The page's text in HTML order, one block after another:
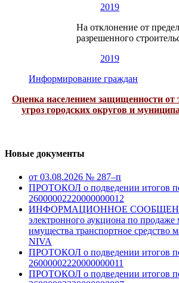
2019
На отклонение от
разрешенного
2019
Информирование граждан
Оценка населением защищенности от
угроз городских округов и
Новые документы
от 03.08.2026 № 287–п
ПРОТОКОЛ о подведении итогов
26000002220000000012
ИНФОРМАЦИОННОЕ СООБЩЕНИЕ
электронного аукциона по
имущества транспортное средство
NIVA
ПРОТОКОЛ о подведении итогов
26000002220000000011
ПРОТОКОЛ о подведении итогов